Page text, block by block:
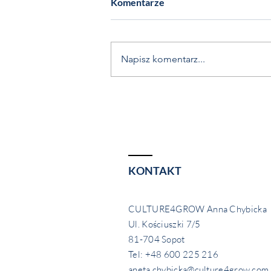
Komentarze
Napisz komentarz...
KONTAKT
CULTURE4GROW Anna Chybicka
Ul. Kościuszki 7/5
81-704 Sopot
Tel: +48 600 225 216